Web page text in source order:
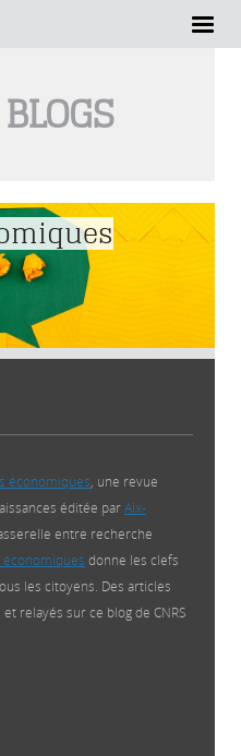
économiques , une revue
éditée parAix-
entre recherche
économiques donne les clefs
les citoyens. Des articles
relayés sur ce blog de CNRS